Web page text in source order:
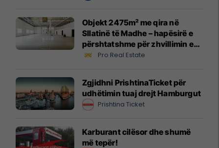
Objekt 2475m² me qira në
Sllatinë të Madhe – hapësirë e
përshtatshme për zhvillimin e
biznesit #16068
Pro Real Estate
Zgjidhni PrishtinaTicket për
udhëtimin tuaj drejt Hamburgut
Prishtina Ticket
Karburant cilësor dhe shumë
më tepër!